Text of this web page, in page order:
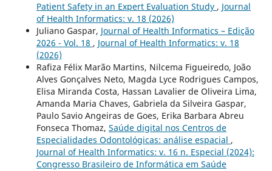
Patient Safety in an Expert Evaluation Study , Journal
of Health Informatics: v. 18 (2026)
Juliano Gaspar, Journal of Health Informatics – Edição
2026 - Vol. 18 , Journal of Health Informatics: v. 18
(2026)
Rafiza Félix Marão Martins, Nilcema Figueiredo, João
Alves Gonçalves Neto, Magda Lyce Rodrigues Campos,
Elisa Miranda Costa, Hassan Lavalier de Oliveira Lima,
Amanda Maria Chaves, Gabriela da Silveira Gaspar,
Paulo Savio Angeiras de Goes, Erika Barbara Abreu
Fonseca Thomaz, Saúde digital nos Centros de
Especialidades Odontológicas: análise espacial ,
Journal of Health Informatics: v. 16 n. Especial (2024):
Congresso Brasileiro de Informática em Saúde